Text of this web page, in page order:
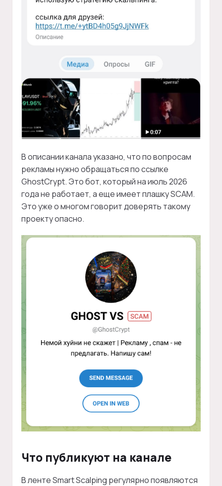
В описании канала указано, что по вопросам
рекламы нужно обращаться по ссылке
GhostCrypt. Это бот, который на июль 2026
года не работает, а еще имеет плашку SCAM.
Это уже о многом говорит доверять такому
проекту опасно.
Что публикуют на канале
В ленте Smart Scalping регулярно появляются